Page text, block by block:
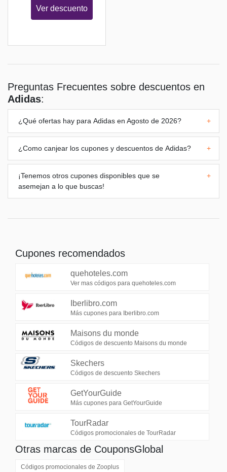
Ver descuento
Preguntas Frecuentes sobre descuentos en
Adidas:
¿Qué ofertas hay para Adidas en Agosto de 2026? +
¿Como canjear los cupones y descuentos de Adidas? +
¡Tenemos otros cupones disponibles que se
asemejan a lo que buscas!
+
Cupones recomendados
quehoteles.com
Ver mas códigos para quehoteles.com
Iberlibro.com
Más cupones para Iberlibro.com
Maisons du monde
Códigos de descuento Maisons du monde
Skechers
Códigos de descuento Skechers
GetYourGuide
Más cupones para GetYourGuide
TourRadar
Códigos promocionales de TourRadar
Otras marcas de CouponsGlobal
Códigos promocionales de Zooplus